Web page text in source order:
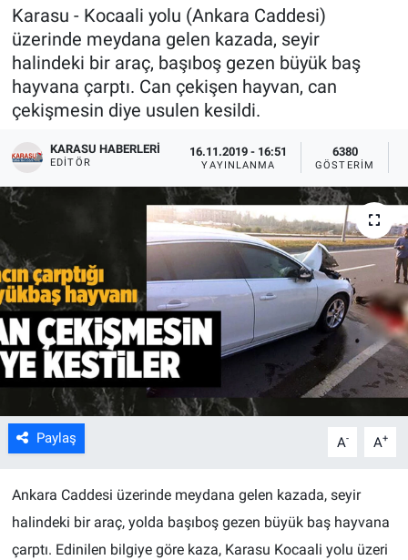
Karasu - Kocaali yolu (Ankara Caddesi)
üzerinde meydana gelen kazada, seyir
halindeki bir araç, başıboş gezen büyük baş
hayvana çarptı. Can çekişen hayvan, can
çekişmesin diye usulen kesildi.
KARASU HABERLERI
EDITÖR
16.11.2019 - 16:51
YAYINLANMA
6380
GÖSTERIM
Paylaş A- A+
Ankara Caddesi üzerinde meydana gelen kazada, seyir
halindeki bir araç, yolda başıboş gezen büyük baş hayvana
çarptı. Edinilen bilgiye göre kaza, Karasu Kocaali yolu üzeri